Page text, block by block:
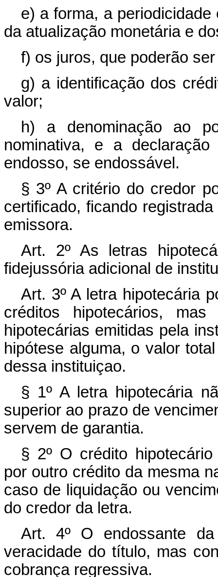
e) a forma, a
da atualização monetária e
f) os juros, que poderão
g) a identificação dos
valor;
h) a denominação ao
nominativa, e a
endosso, se endossável.
§ 3º A critério do credor
certificado, ficando
emissora.
Art. 2º As letras
fidejussória adicional de
Art. 3º A letra hipotecária
créditos hipotecários,
hipotecárias emitidas pela
hipótese alguma, o valor
dessa instituiçao.
§ 1º A letra hipotecária
superior ao prazo de
servem de garantia.
§ 2º O crédito
por outro crédito da mesma
caso de liquidação ou
do credor da letra.
Art. 4º O endossante
veracidade do título, mas
cobrança regressiva.